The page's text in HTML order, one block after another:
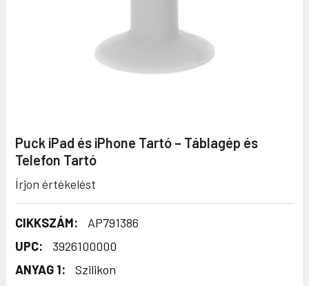
Puck iPad és iPhone Tartó – Táblagép és
Telefon Tartó
Írjon értékelést
CIKKSZÁM:
AP791386
UPC:
3926100000
ANYAG 1:
Szilikon